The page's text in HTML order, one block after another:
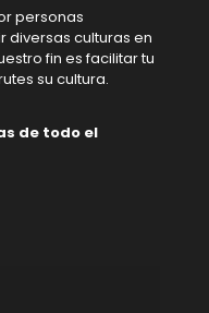
personas
diversas culturas en
fin es facilitar tu
su cultura.
de todo el